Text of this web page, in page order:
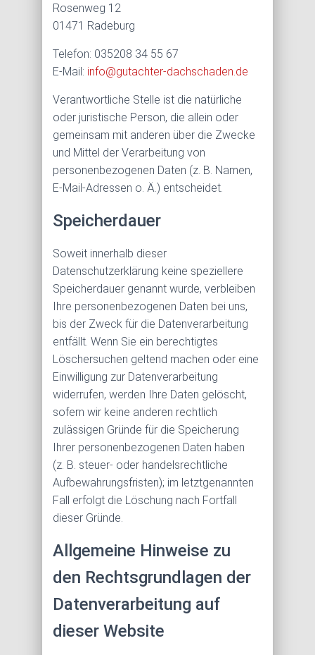
Rosenweg 12
01471 Radeburg
Telefon: 035208 34 55 67
E-Mail: info@gutachter-dachschaden.de
Verantwortliche Stelle ist die natürliche
oder juristische Person, die allein oder
gemeinsam mit anderen über die Zwecke
und Mittel der Verarbeitung von
personenbezogenen Daten (z. B. Namen,
E-Mail-Adressen o. Ä.) entscheidet.
Speicherdauer
Soweit innerhalb dieser
Datenschutzerklärung keine speziellere
Speicherdauer genannt wurde, verbleiben
Ihre personenbezogenen Daten bei uns,
bis der Zweck für die Datenverarbeitung
entfällt. Wenn Sie ein berechtigtes
Löschersuchen geltend machen oder eine
Einwilligung zur Datenverarbeitung
widerrufen, werden Ihre Daten gelöscht,
sofern wir keine anderen rechtlich
zulässigen Gründe für die Speicherung
Ihrer personenbezogenen Daten haben
(z. B. steuer- oder handelsrechtliche
Aufbewahrungsfristen); im letztgenannten
Fall erfolgt die Löschung nach Fortfall
dieser Gründe.
Allgemeine Hinweise zu
den Rechtsgrundlagen der
Datenverarbeitung auf
dieser Website